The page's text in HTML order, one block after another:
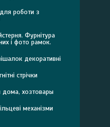
роботи з
Фурнітура
і фото рамок.
декоративні
стрічки
дома, хозтовары
механізми